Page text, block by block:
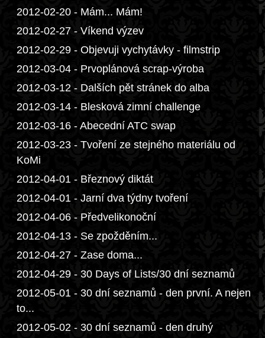
2012-02-20 - Mám... Mám!
2012-02-27 - Víkend výzev
2012-02-29 - Objevuji vychytávky - filmstrip
2012-03-04 - Prvoplánová scrap-výroba
2012-03-12 - Dalších pět stránek do alba
2012-03-14 - Blesková zimní challenge
2012-03-16 - Abecední ATC swap
2012-03-23 - Tvoření ze stejného materiálu od
KoMi
2012-04-01 - Březnový diktát
2012-04-01 - Jarní dva týdny tvoření
2012-04-06 - Předvelikonoční
2012-04-13 - Se zpožděním...
2012-04-27 - Zase doma...
2012-04-29 - 30 Days of Lists/30 dní seznamů
2012-05-01 - 30 dní seznamů - den první. A nejen
to...
2012-05-02 - 30 dní seznamů - den druhý